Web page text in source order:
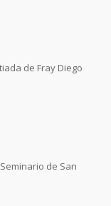
de Fray Diego
de San